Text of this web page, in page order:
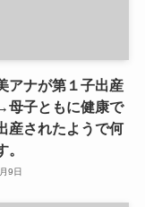
アナが第１子出産
母子ともに健康で
産されたようで何
。
9日